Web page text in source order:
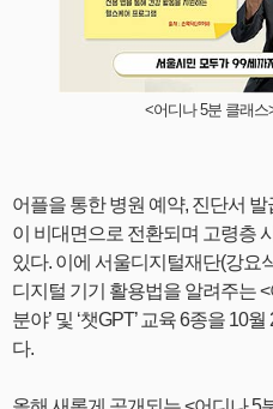
<어디나 5분 클래스
어플을 통한 병원 예약, 진단서
이 비대면으로 전환되며 고령층
있다. 이에 서울디지털재단(강요
디지털 기기 활용법을 알려주는
분야’ 및 ‘챗GPT’ 교육 6종을 10
다.